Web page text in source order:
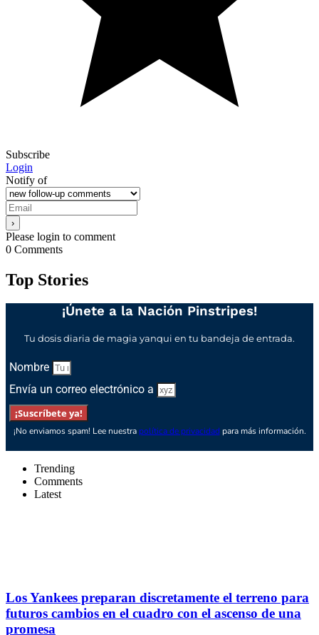
Subscribe
Login
Notify of
Please login to comment
0 Comments
Top Stories
¡Únete a la Nación Pinstripes!
Tu dosis diaria de magia yanqui en tu bandeja de entrada.
Nombre
Envía un correo electrónico a
¡Suscríbete ya!
¡No enviamos spam! Lee nuestra política de privacidad para más información.
Trending
Comments
Latest
Los Yankees preparan discretamente el terreno para
futuros cambios en el cuadro con el ascenso de una
promesa